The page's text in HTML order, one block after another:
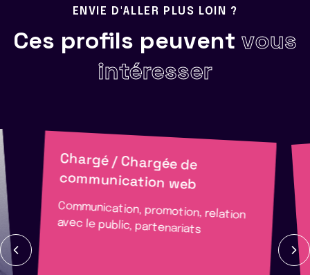
ENVIE D'ALLER PLUS LOIN ?
Ces profils peuvent vous
intéresser
Chargé / Chargée de
communication web
Communication, promotion, relation
avec le public, partenariats